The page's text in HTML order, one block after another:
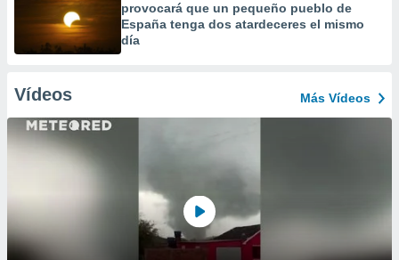
provocará que un pequeño pueblo de
España tenga dos atardeceres el mismo
día
Vídeos Más Vídeos